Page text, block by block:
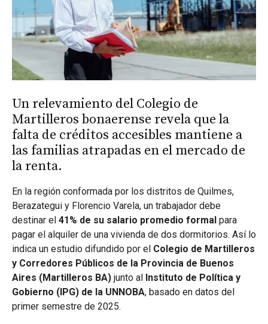
Un relevamiento del Colegio de
Martilleros bonaerense revela que la
falta de créditos accesibles mantiene a
las familias atrapadas en el mercado de
la renta.
En la región conformada por los distritos de Quilmes,
Berazategui y Florencio Varela, un trabajador debe
destinar el 41% de su salario promedio formal para
pagar el alquiler de una vivienda de dos dormitorios. Así lo
indica un estudio difundido por el Colegio de Martilleros
y Corredores Públicos de la Provincia de Buenos
Aires (Martilleros BA) junto al
Instituto de Política y
Gobierno (IPG) de la UNNOBA, basado en datos del
primer semestre de 2025.